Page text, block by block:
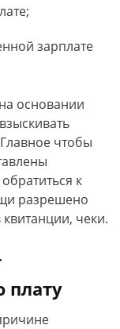
зарплате
основании
чтобы
к
разрешено
чеки.
плату